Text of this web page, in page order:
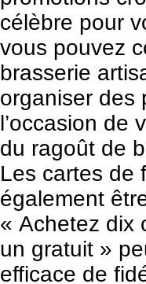
célèbre pour
vous pouvez
brasserie
organiser des
l’occasion de
du ragoût de
Les cartes de
également
« Achetez dix
un gratuit »
efficace de